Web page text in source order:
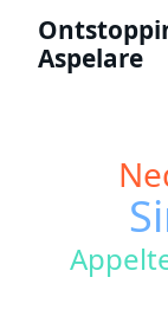
Aspelare